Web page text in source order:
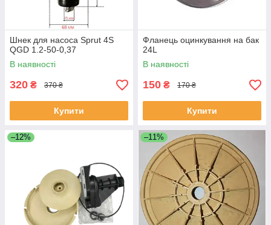
Шнек для насоса Sprut 4S
QGD 1.2-50-0,37
В наявності
320 ₴ 370 ₴
Купити
Фланець оцинкування на бак
24L
В наявності
150 ₴ 170 ₴
Купити
–12% –11%